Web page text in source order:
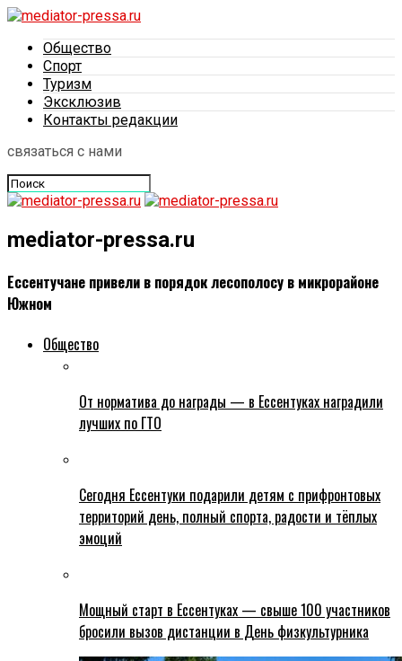
Общество
Спорт
Туризм
Эксклюзив
Контакты редакции
связаться с нами
mediator-pressa.ru
Ессентучане привели в порядок лесополосу в микрорайоне
Южном
Общество
От норматива до награды — в Ессентуках наградили
лучших по ГТО
Сегодня Ессентуки подарили детям с прифронтовых
территорий день, полный спорта, радости и тёплых
эмоций
Мощный старт в Ессентуках — свыше 100 участников
бросили вызов дистанции в День физкультурника